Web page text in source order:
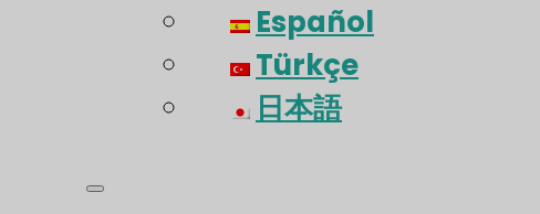
Español
Türkçe
日本語